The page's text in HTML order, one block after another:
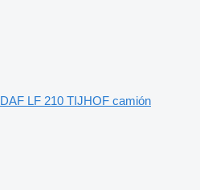
DAF LF 210 TIJHOF camión